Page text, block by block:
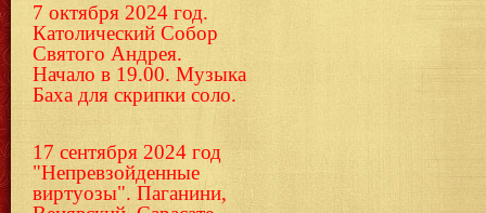
7 октября 2024 год.
Католический Собор
Святого Андрея.
Начало в 19.00. Музыка
Баха для скрипки соло.
17 сентября 2024 год
"Непревзойденные
виртуозы". Паганини,